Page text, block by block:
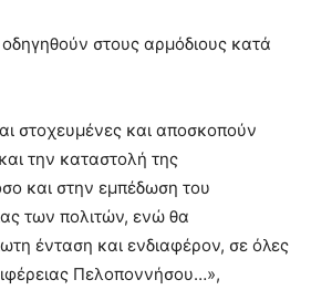
στους αρμόδιους κατά
στοχευμένες και αποσκοπούν
την καταστολή της
και στην εμπέδωση του
των πολιτών, ενώ θα
ένταση και ενδιαφέρον, σε όλες
Πελοποννήσου…»,